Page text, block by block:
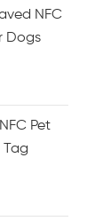
NFC
Dogs
Pet
Tag
Dog